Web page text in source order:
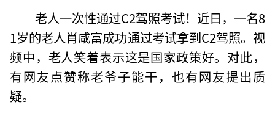
老人一次性通过C2驾照考试！近日，一名8
1岁的老人肖咸富成功通过考试拿到C2驾照。视
频中，老人笑着表示这是国家政策好。对此，
有网友点赞称老爷子能干，也有网友提出质
疑。